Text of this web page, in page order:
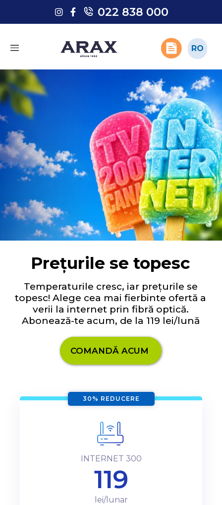
022 838 000
RO
022 838 000
RO
COMANDĂ ACUM
Prețurile se topesc
Temperaturile cresc, iar prețurile se
topesc! Alege cea mai fierbinte ofertă a
verii la internet prin fibră optică.
Abonează-te acum, de la 119 lei/lună
30% REDUCERE
INTERNET 300
119
lei/lunar